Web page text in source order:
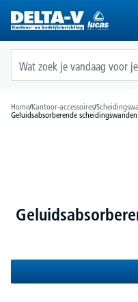
Home/Kantoor-accessoires/
Geluidsabsorberende scheidingswanden